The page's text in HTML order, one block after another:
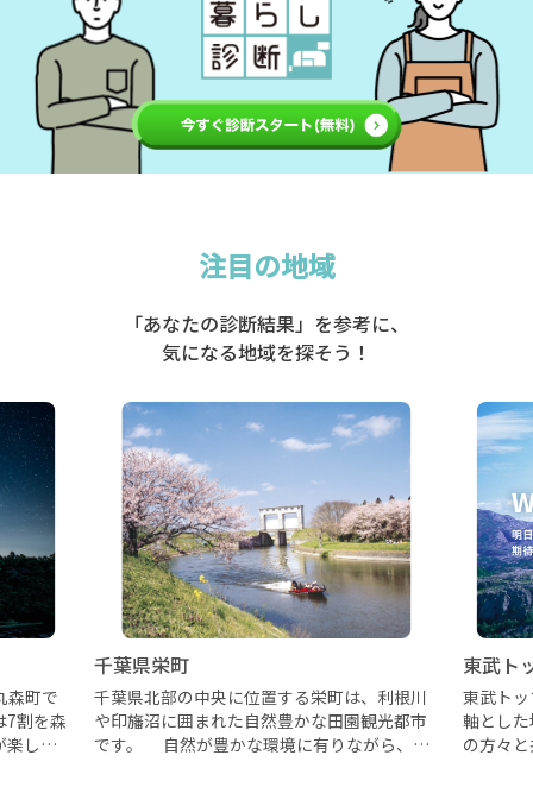
注目の地域
「あなたの診断結果」を参考に、
気になる地域を探そう！
森町で
7割を森
楽しめ
千葉県栄町
千葉県北部の中央に位置する栄町は、利根川
や印旛沼に囲まれた自然豊かな田園観光都市
です。 自然が豊かな環境に有りながら、空
東武ト
東武ト
軸とし
の方々